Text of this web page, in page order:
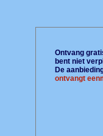
Ontvang
bent niet
De
ontvangt